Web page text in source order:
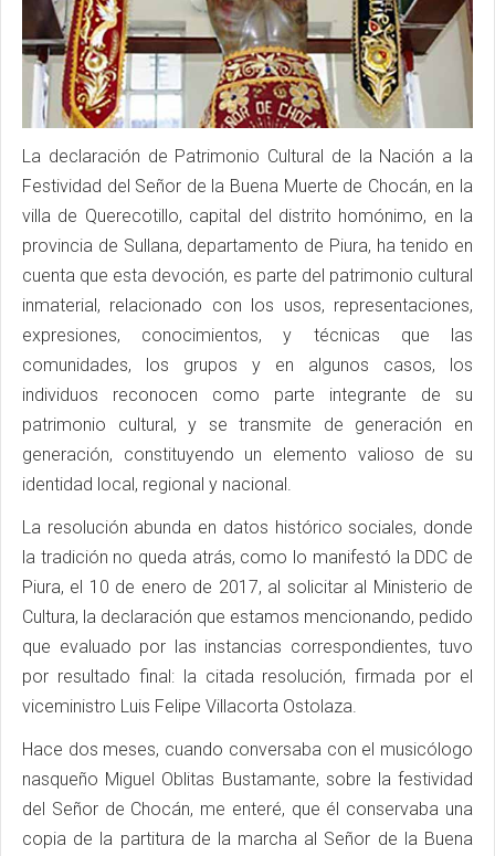
La declaración de Patrimonio Cultural de la Nación a la
Festividad del Señor de la Buena Muerte de Chocán, en la
villa de Querecotillo, capital del distrito homónimo, en la
provincia de Sullana, departamento de Piura, ha tenido en
cuenta que esta devoción, es parte del patrimonio cultural
inmaterial, relacionado con los usos, representaciones,
expresiones, conocimientos, y técnicas que las
comunidades, los grupos y en algunos casos, los
individuos reconocen como parte integrante de su
patrimonio cultural, y se transmite de generación en
generación, constituyendo un elemento valioso de su
identidad local, regional y nacional.
La resolución abunda en datos histórico sociales, donde
la tradición no queda atrás, como lo manifestó la DDC de
Piura, el 10 de enero de 2017, al solicitar al Ministerio de
Cultura, la declaración que estamos mencionando, pedido
que evaluado por las instancias correspondientes, tuvo
por resultado final: la citada resolución, firmada por el
viceministro Luis Felipe Villacorta Ostolaza.
Hace dos meses, cuando conversaba con el musicólogo
nasqueño Miguel Oblitas Bustamante, sobre la festividad
del Señor de Chocán, me enteré, que él conservaba una
copia de la partitura de la marcha al Señor de la Buena